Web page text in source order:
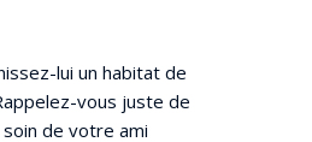
lui un habitat de
vous juste de
de votre ami